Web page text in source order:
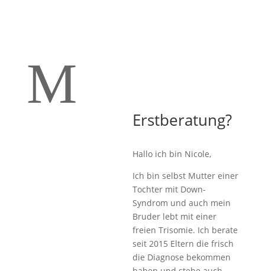
M
Erstberatung?
Hallo ich bin Nicole,
Ich bin selbst Mutter einer
Tochter mit Down-
Syndrom und auch mein
Bruder lebt mit einer
freien Trisomie. Ich berate
seit 2015 Eltern die frisch
die Diagnose bekommen